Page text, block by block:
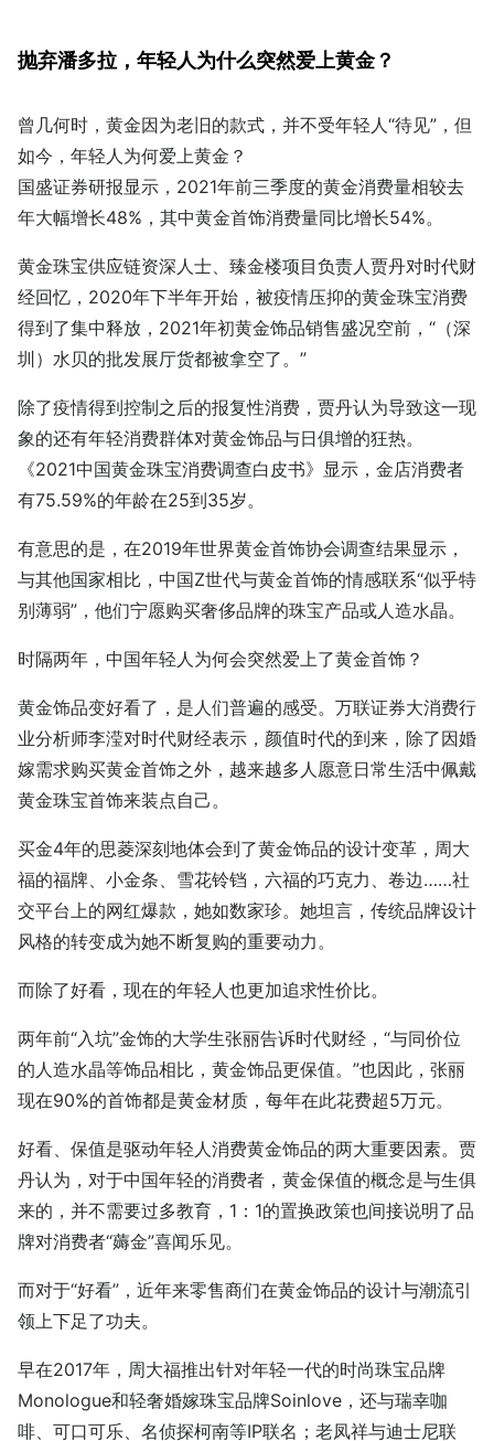
抛弃潘多拉，年轻人为什么突然爱上黄金？
曾几何时，黄金因为老旧的款式，并不受年轻人“待见”，但
如今，年轻人为何爱上黄金？
国盛证券研报显示，2021年前三季度的黄金消费量相较去
年大幅增长48%，其中黄金首饰消费量同比增长54%。
黄金珠宝供应链资深人士、臻金楼项目负责人贾丹对时代财
经回忆，2020年下半年开始，被疫情压抑的黄金珠宝消费
得到了集中释放，2021年初黄金饰品销售盛况空前，“（深
圳）水贝的批发展厅货都被拿空了。”
除了疫情得到控制之后的报复性消费，贾丹认为导致这一现
象的还有年轻消费群体对黄金饰品与日俱增的狂热。
《2021中国黄金珠宝消费调查白皮书》显示，金店消费者
有75.59%的年龄在25到35岁。
有意思的是，在2019年世界黄金首饰协会调查结果显示，
与其他国家相比，中国Z世代与黄金首饰的情感联系“似乎特
别薄弱”，他们宁愿购买奢侈品牌的珠宝产品或人造水晶。
时隔两年，中国年轻人为何会突然爱上了黄金首饰？
黄金饰品变好看了，是人们普遍的感受。万联证券大消费行
业分析师李滢对时代财经表示，颜值时代的到来，除了因婚
嫁需求购买黄金首饰之外，越来越多人愿意日常生活中佩戴
黄金珠宝首饰来装点自己。
买金4年的思菱深刻地体会到了黄金饰品的设计变革，周大
福的福牌、小金条、雪花铃铛，六福的巧克力、卷边……社
交平台上的网红爆款，她如数家珍。她坦言，传统品牌设计
风格的转变成为她不断复购的重要动力。
而除了好看，现在的年轻人也更加追求性价比。
两年前“入坑”金饰的大学生张丽告诉时代财经，“与同价位
的人造水晶等饰品相比，黄金饰品更保值。”也因此，张丽
现在90%的首饰都是黄金材质，每年在此花费超5万元。
好看、保值是驱动年轻人消费黄金饰品的两大重要因素。贾
丹认为，对于中国年轻的消费者，黄金保值的概念是与生俱
来的，并不需要过多教育，1：1的置换政策也间接说明了品
牌对消费者“薅金”喜闻乐见。
而对于“好看”，近年来零售商们在黄金饰品的设计与潮流引
领上下足了功夫。
早在2017年，周大福推出针对年轻一代的时尚珠宝品牌
Monologue和轻奢婚嫁珠宝品牌Soinlove，还与瑞幸咖
啡、可口可乐、名侦探柯南等IP联名；老凤祥与迪士尼联